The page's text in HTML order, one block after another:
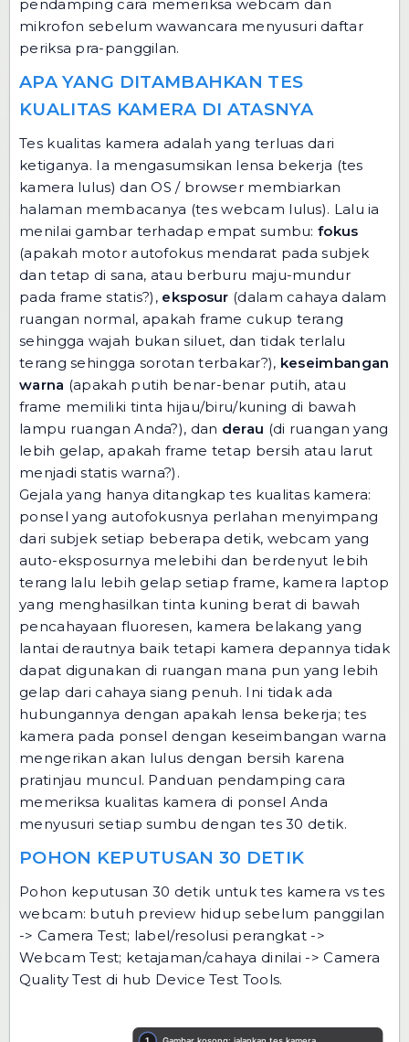
pendamping cara memeriksa webcam dan
mikrofon sebelum wawancara menyusuri daftar
periksa pra-panggilan.
APA YANG DITAMBAHKAN TES
KUALITAS KAMERA DI ATASNYA
Tes kualitas kamera adalah yang terluas dari
ketiganya. Ia mengasumsikan lensa bekerja (tes
kamera lulus) dan OS / browser membiarkan
halaman membacanya (tes webcam lulus). Lalu ia
menilai gambar terhadap empat sumbu:fokus
(apakah motor autofokus mendarat pada subjek
dan tetap di sana, atau berburu maju-mundur
pada frame statis?), eksposur (dalam cahaya dalam
ruangan normal, apakah frame cukup terang
sehingga wajah bukan siluet, dan tidak terlalu
terang sehingga sorotan terbakar?), keseimbangan
warna (apakah putih benar-benar putih, atau
frame memiliki tinta hijau/biru/kuning di bawah
lampu ruangan Anda?), dan derau (di ruangan yang
lebih gelap, apakah frame tetap bersih atau larut
menjadi statis warna?).
Gejala yang hanya ditangkap tes kualitas kamera:
ponsel yang autofokusnya perlahan menyimpang
dari subjek setiap beberapa detik, webcam yang
auto-eksposurnya melebihi dan berdenyut lebih
terang lalu lebih gelap setiap frame, kamera laptop
yang menghasilkan tinta kuning berat di bawah
pencahayaan fluoresen, kamera belakang yang
lantai derautnya baik tetapi kamera depannya tidak
dapat digunakan di ruangan mana pun yang lebih
gelap dari cahaya siang penuh. Ini tidak ada
hubungannya dengan apakah lensa bekerja; tes
kamera pada ponsel dengan keseimbangan warna
mengerikan akan lulus dengan bersih karena
pratinjau muncul. Panduan pendamping cara
memeriksa kualitas kamera di ponsel Anda
menyusuri setiap sumbu dengan tes 30 detik.
POHON KEPUTUSAN 30 DETIK
Pohon keputusan 30 detik untuk tes kamera vs tes
webcam: butuh preview hidup sebelum panggilan
-> Camera Test; label/resolusi perangkat ->
Webcam Test; ketajaman/cahaya dinilai -> Camera
Quality Test di hub Device Test Tools.